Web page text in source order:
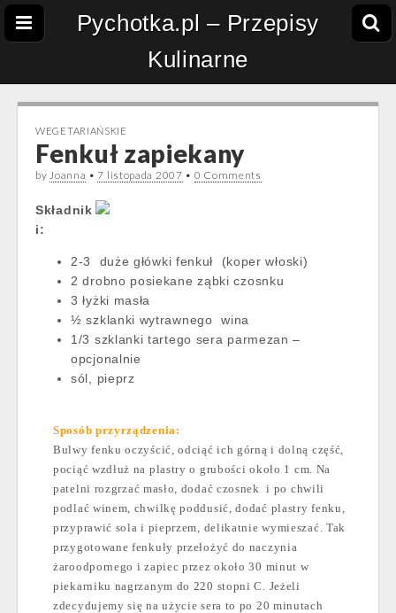
Pychotka.pl – Przepisy
Kulinarne
WEGETARIAŃSKIE
Fenkuł zapiekany
byJoanna •7 listopada 2007 • 0 Comments
Składnik
i:
2-3 duże główki fenkuł
(koper włoski)
2 drobno posiekane ząbki czosnku
3 łyżki masła
½ szklanki wytrawnego
wina
1/3 szklanki tartego sera parmezan –
opcjonalnie
sól, pieprz
Sposób przyrządzenia:
Bulwy fenku oczyścić, odciąć ich górną i dolną część,
pociąć wzdłuż na plastry o grubości około 1 cm. Na
patelni rozgrzać masło, dodać czosnek i po chwili
podlać winem, chwilkę poddusić, dodać plastry fenku,
przyprawić sola i pieprzem, delikatnie wymieszać. Tak
przygotowane fenkuły przełożyć do naczynia
żaroodpornego i zapiec przez około 30 minut w
piekarniku nagrzanym do 220 stopni C. Jeżeli
zdecydujemy się na użycie sera to po 20 minutach